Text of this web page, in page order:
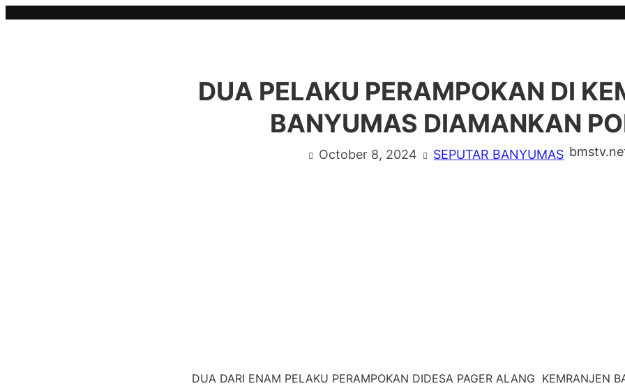
DUA PELAKU PERAMPOKAN DI
BANYUMAS DIAMANKAN
October 8, 2024 SEPUTAR BANYUMAS
DUA DARI ENAM PELAKU PERAMPOKAN DIDESA PAGER ALANG KEMRANJEN